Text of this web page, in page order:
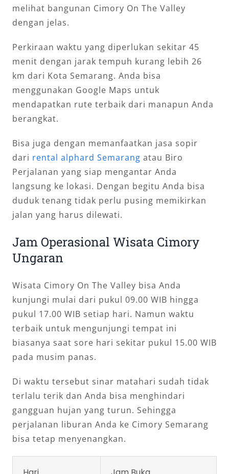
melihat bangunan Cimory On The Valley
dengan jelas.
Perkiraan waktu yang diperlukan sekitar 45
menit dengan jarak tempuh kurang lebih 26
km dari Kota Semarang. Anda bisa
menggunakan Google Maps untuk
mendapatkan rute terbaik dari manapun Anda
berangkat.
Bisa juga dengan memanfaatkan jasa sopir
dari rental alphard Semarang atau Biro
Perjalanan yang siap mengantar Anda
langsung ke lokasi. Dengan begitu Anda bisa
duduk tenang tidak perlu pusing memikirkan
jalan yang harus dilewati.
Jam Operasional Wisata Cimory
Ungaran
Wisata Cimory On The Valley bisa Anda
kunjungi mulai dari pukul 09.00 WIB hingga
pukul 17.00 WIB setiap hari. Namun waktu
terbaik untuk mengunjungi tempat ini
biasanya saat sore hari sekitar pukul 15.00 WIB
pada musim panas.
Di waktu tersebut sinar matahari sudah tidak
terlalu terik dan Anda bisa menghindari
gangguan hujan yang turun. Sehingga
perjalanan liburan Anda ke Cimory Semarang
bisa tetap menyenangkan.